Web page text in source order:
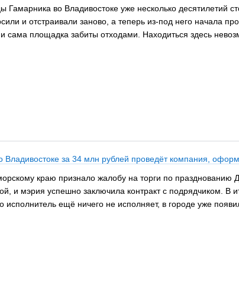
Гамарника во Владивостоке уже несколько десятилетий
и отстраивали заново, а теперь из-под него начала
сама площадка забиты отходами. Находиться здесь
Владивостоке за 34 млн рублей проведёт компания,
краю признало жалобу на торги по празднованию
и мэрия успешно заключила контракт с подрядчиком. В
исполнитель ещё ничего не исполняет, в городе уже